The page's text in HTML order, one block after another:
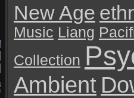
New Age
Music Liang
Collection
Ambient